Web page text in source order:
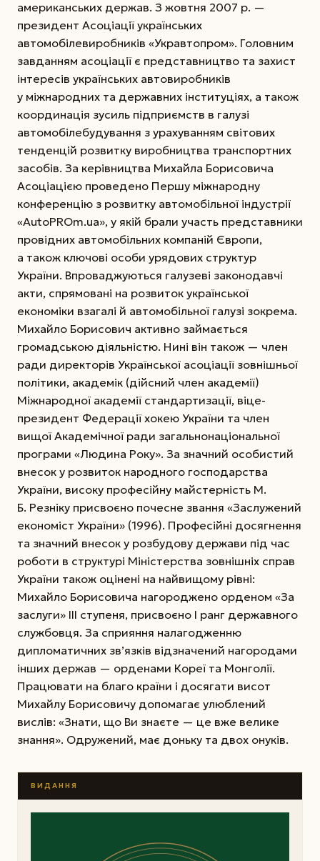
американських держав. З жовтня 2007 р. —
президент Асоціації українських
автомобілевиробників «Укравтопром». Головним
завданням асоціації є представництво та захист
інтересів українських автовиробників
у міжнародних та державних інституціях, а також
координація зусиль підприємств в галузі
автомобілебудування з урахуванням світових
тенденцій розвитку виробництва транспортних
засобів. За керівництва Михайла Борисовича
Асоціацією проведено Першу міжнародну
конференцію з розвитку автомобільної індустрії
«AutoPROm.ua», у якій брали участь представники
провідних автомобільних компаній Європи,
а також ключові особи урядових структур
України. Впроваджуються галузеві законодавчі
акти, спрямовані на розвиток української
економіки взагалі й автомобільної галузі зокрема.
Михайло Борисович активно займається
громадською діяльністю. Нині він також — член
ради директорів Української асоціації зовнішньої
політики, академік (дійсний член академії)
Міжнародної академії стандартизації, віце-
президент Федерації хокею України та член
вищої Академічної ради загальнонаціональної
програми «Людина Року». За значний особистий
внесок у розвиток народного господарства
України, високу професійну майстерність М.
Б. Резніку присвоєно почесне звання «Заслужений
економіст України» (1996). Професійні досягнення
та значний внесок у розбудову держави під час
роботи в структурі Міністерства зовнішніх справ
України також оцінені на найвищому рівні:
Михайло Борисовича нагороджено орденом «За
заслуги» ІІІ ступеня, присвоєно І ранг державного
службовця. За сприяння налагодженню
дипломатичних зв’язків відзначений нагородами
інших держав — орденами Кореї та Монголії.
Працювати на благо країни і досягати висот
Михайлу Борисовичу допомагає улюблений
вислів: «Знати, що Ви знаєте — це вже велике
знання». Одружений, має доньку та двох онуків.
ВИДАННЯ